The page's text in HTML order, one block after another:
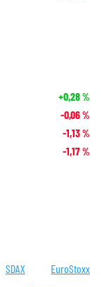
+0,28%
-0,06%
-1,13%
-1,17%
SDAX EuroStoxx